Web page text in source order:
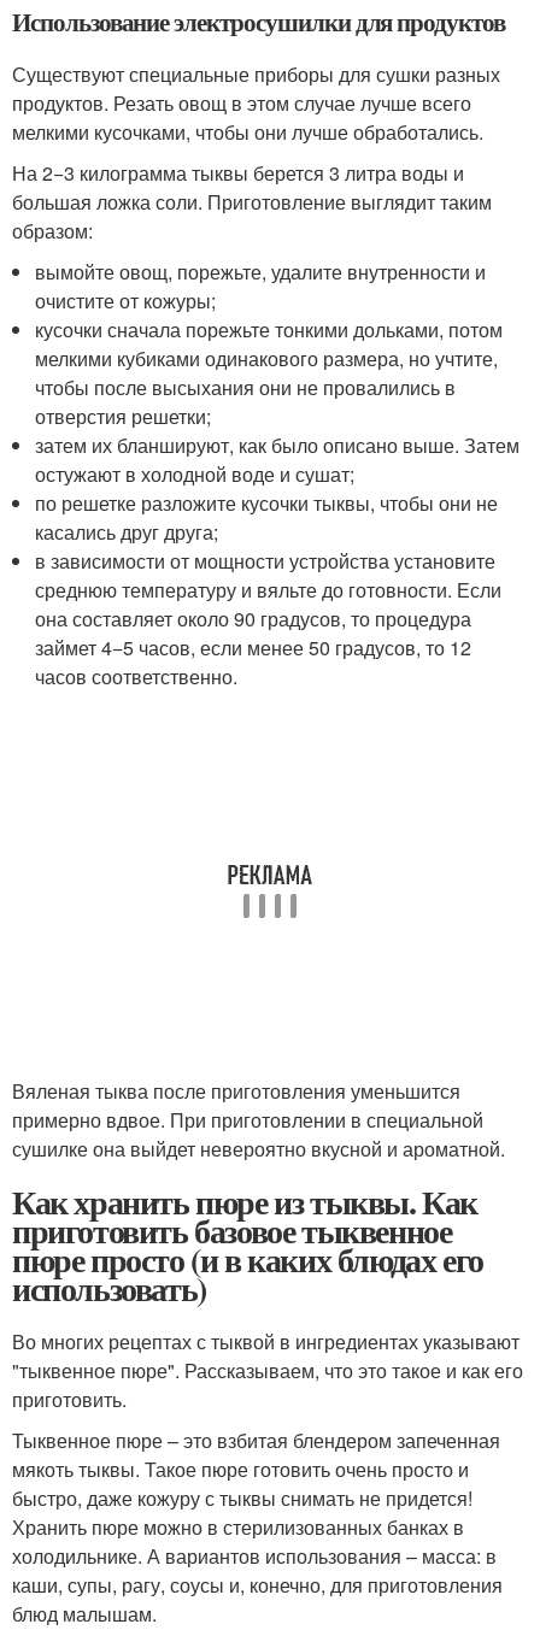
Использование электросушилки для продуктов
Существуют специальные приборы для сушки разных
продуктов. Резать овощ в этом случае лучше всего
мелкими кусочками, чтобы они лучше обработались.
На 2−3 килограмма тыквы берется 3 литра воды и
большая ложка соли. Приготовление выглядит таким
образом:
вымойте овощ, порежьте, удалите внутренности и
очистите от кожуры;
кусочки сначала порежьте тонкими дольками, потом
мелкими кубиками одинакового размера, но учтите,
чтобы после высыхания они не провалились в
отверстия решетки;
затем их бланшируют, как было описано выше. Затем
остужают в холодной воде и сушат;
по решетке разложите кусочки тыквы, чтобы они не
касались друг друга;
в зависимости от мощности устройства установите
среднюю температуру и вяльте до готовности. Если
она составляет около 90 градусов, то процедура
займет 4−5 часов, если менее 50 градусов, то 12
часов соответственно.
Вяленая тыква после приготовления уменьшится
примерно вдвое. При приготовлении в специальной
сушилке она выйдет невероятно вкусной и ароматной.
Как хранить пюре из тыквы. Как
приготовить базовое тыквенное
пюре просто (и в каких блюдах его
использовать)
Во многих рецептах с тыквой в ингредиентах указывают
"тыквенное пюре". Рассказываем, что это такое и как его
приготовить.
Тыквенное пюре – это взбитая блендером запеченная
мякоть тыквы. Такое пюре готовить очень просто и
быстро, даже кожуру с тыквы снимать не придется!
Хранить пюре можно в стерилизованных банках в
холодильнике. А вариантов использования – масса: в
каши, супы, рагу, соусы и, конечно, для приготовления
блюд малышам.